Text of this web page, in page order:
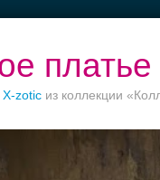
платье
X-zoticиз коллекции